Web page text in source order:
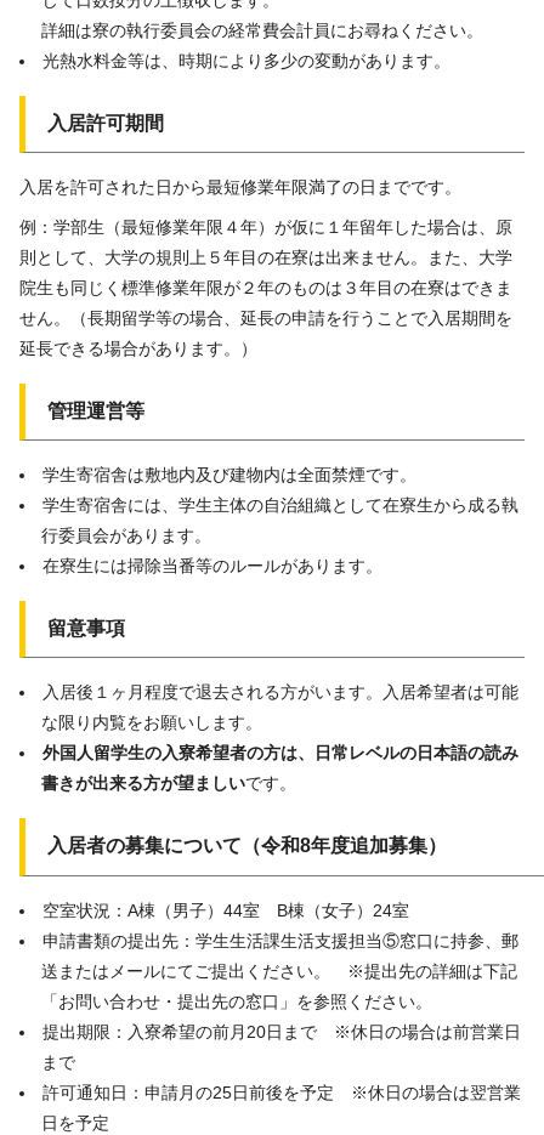
詳細は寮の執行委員会の経常費会計員にお尋ねください。
光熱水料金等は、時期により多少の変動があります。
入居許可期間
入居を許可された日から最短修業年限満了の日までです。
例：学部生（最短修業年限４年）が仮に１年留年した場合は、原
則として、大学の規則上５年目の在寮は出来ません。また、大学
院生も同じく標準修業年限が２年のものは３年目の在寮はできま
せん。（長期留学等の場合、延長の申請を行うことで入居期間を
延長できる場合があります。）
管理運営等
学生寄宿舎は敷地内及び建物内は全面禁煙です。
学生寄宿舎には、学生主体の自治組織として在寮生から成る執
行委員会があります。
在寮生には掃除当番等のルールがあります。
留意事項
入居後１ヶ月程度で退去される方がいます。入居希望者は可能
な限り内覧をお願いします。
外国人留学生の入寮希望者の方は、日常レベルの日本語の読み
書きが出来る方が望ましいです。
入居者の募集について（令和8年度追加募集）
空室状況：A棟（男子）44室 B棟（女子）24室
申請書類の提出先：学生生活課生活支援担当⑤窓口に持参、郵
送またはメールにてご提出ください。 ※提出先の詳細は下記
「お問い合わせ・提出先の窓口」を参照ください。
提出期限：入寮希望の前月20日まで ※休日の場合は前営業日
まで
許可通知日：申請月の25日前後を予定 ※休日の場合は翌営業
日を予定